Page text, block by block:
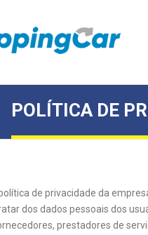
POLÍTICA DE
de privacidade da
dos dados pessoais dos
prestadores de